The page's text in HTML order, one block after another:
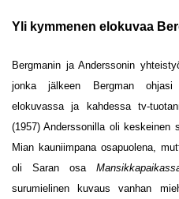
Yli kymmenen elokuvaa
Bergmanin ja Anderssonin
jonka jälkeen Bergman ohjasi
elokuvassa ja kahdessa tv-
(1957) Anderssonilla oli keskeinen
Mian kauniimpana osapuolena,
oli Saran osa
surumielinen kuvaus vanhan